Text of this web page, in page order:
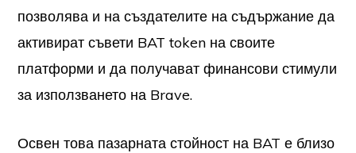
позволява и на създателите на съдържание да
активират съвети BAT token на своите
платформи и да получават финансови стимули
за използването на Brave.
Освен това пазарната стойност на BAT е близо